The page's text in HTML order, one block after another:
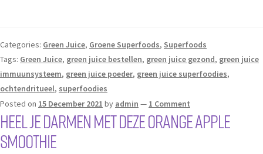
Categories: Green Juice, Groene Superfoods, Superfoods
Tags: Green Juice, green juice bestellen, green juice gezond, green juice
immuunsysteem, green juice poeder, green juice superfoodies,
ochtendritueel, superfoodies
Posted on 15 December 2021 by admin — 1 Comment
Heel je darmen met deze Orange Apple
Smoothie